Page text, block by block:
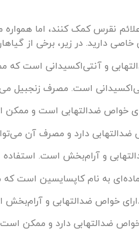
علائم نقرس کمک کنند، اما
دارید. در زیر، برخی از
و آنتی‌اکسیدانی است
است. مصرف زنجبیل
خواص ضدالتهابی است و
ضدالتهابی دارد و مصرف آن
و آرام‌بخش است.
به نام کاپسایسین است
خواص ضدالتهابی و
ضدالتهابی دارد و ممکن